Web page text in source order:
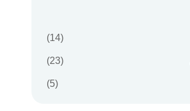
(14)
(23)
(5)